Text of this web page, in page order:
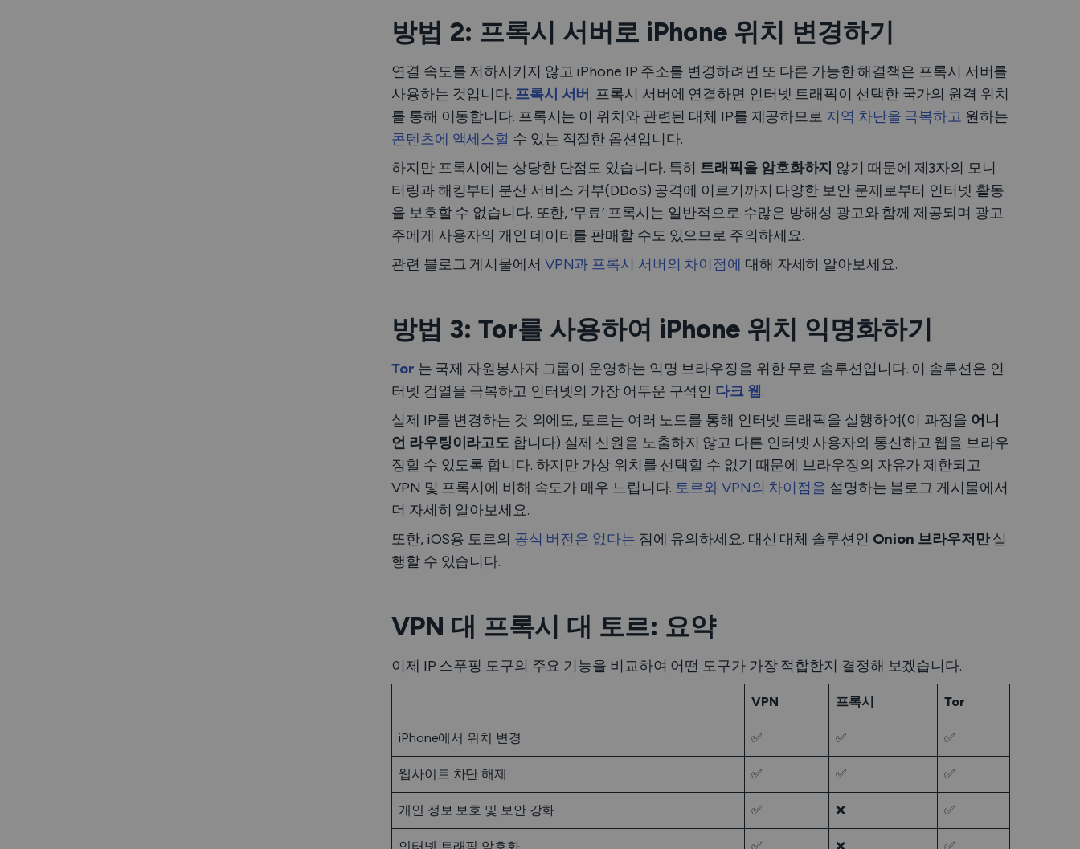
방법 2: 프록시 서버로 iPhone 위치 변경하기
연결 속도를 저하시키지 않고 iPhone IP 주소를 변경하려면 또 다른 가능한 해결책은 프록시 서버를
사용하는 것입니다. 프록시 서버 . 프록시 서버에 연결하면 인터넷 트래픽이 선택한 국가의 원격 위치
를 통해 이동합니다. 프록시는 이 위치와 관련된 대체 IP를 제공하므로 지역 차단을 극복하고 원하는
콘텐츠에 액세스할 수 있는 적절한 옵션입니다.
하지만 프록시에는 상당한 단점도 있습니다. 특히 트래픽을 암호화하지 않기 때문에 제3자의 모니
터링과 해킹부터 분산 서비스 거부(DDoS) 공격에 이르기까지 다양한 보안 문제로부터 인터넷 활동
을 보호할 수 없습니다. 또한, ‘무료’ 프록시는 일반적으로 수많은 방해성 광고와 함께 제공되며 광고
주에게 사용자의 개인 데이터를 판매할 수도 있으므로 주의하세요.
관련 블로그 게시물에서 VPN과 프록시 서버의 차이점에 대해 자세히 알아보세요.
방법 3: Tor를 사용하여 iPhone 위치 익명화하기
Tor 는 국제 자원봉사자 그룹이 운영하는 익명 브라우징을 위한 무료 솔루션입니다. 이 솔루션은 인
터넷 검열을 극복하고 인터넷의 가장 어두운 구석인 다크 웹 .
실제 IP를 변경하는 것 외에도, 토르는 여러 노드를 통해 인터넷 트래픽을 실행하여(이 과정을 어니
언 라우팅이라고도 합니다) 실제 신원을 노출하지 않고 다른 인터넷 사용자와 통신하고 웹을 브라우
징할 수 있도록 합니다. 하지만 가상 위치를 선택할 수 없기 때문에 브라우징의 자유가 제한되고
VPN 및 프록시에 비해 속도가 매우 느립니다. 토르와 VPN의 차이점을 설명하는 블로그 게시물에서
더 자세히 알아보세요.
또한, iOS용 토르의 공식 버전은 없다는 점에 유의하세요. 대신 대체 솔루션인 Onion 브라우저만실
행할 수 있습니다.
VPN 대 프록시 대 토르: 요약
이제 IP 스푸핑 도구의 주요 기능을 비교하여 어떤 도구가 가장 적합한지 결정해 보겠습니다.
VPN 프록시 Tor
iPhone에서 위치 변경 ✅ ✅ ✅
웹사이트 차단 해제 ✅ ✅ ✅
개인 정보 보호 및 보안 강화 ✅ ❌ ✅